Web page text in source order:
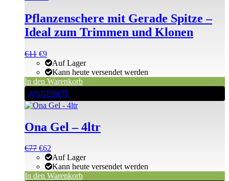
Pflanzenschere mit Gerade Spitze –
Ideal zum Trimmen und Klonen
Ursprünglicher
Preis
war:
€11
€11Aktueller
Preis
ist:
€11.
€9
Auf Lager
Kann heute versendet werden
In den Warenkorb
ANGEBOT
Ona Gel – 4ltr
Ursprünglicher
Preis
war:
€77
€77Aktueller
Preis
ist:
€77.
€62
Auf Lager
Kann heute versendet werden
In den Warenkorb